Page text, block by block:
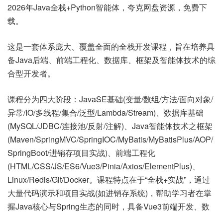
2026年Java全栈+Python智能体，夸克网盘资源，免费下
载。
这是一套体系庞大、覆盖全面的全栈开发课程，旨在培养具
备Java后端、前端工程化、数据库、框架及智能体技术的综
合型开发者。
课程分为四大阶段：JavaSE基础(变量/数组/方法/面向对象/
异常/IO/多线程/集合/泛型/Lambda/Stream)、数据库基础
(MySQL/JDBC/连接池/反射/注解)、Java智能体技术之框架
(Maven/SpringMVC/SpringIOC/MyBatis/MyBatisPlus/AOP/
SpringBoot/进销存项目实战)、前端工程化
(HTML/CSS/JS/ES6/Vue3/Pinia/Axios/ElementPlus)、
Linux/Redis/Git/Docker。课程特点在于“全栈+实战”，通过
大量代码演示和项目实战(如进销存系统)，帮助学习者在掌
握Java核心与Spring生态的同时，具备Vue3前端开发、数